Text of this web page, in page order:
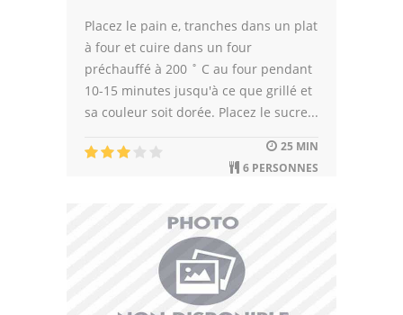
Placez le pain e, tranches dans un plat
à four et cuire dans un four
préchauffé à 200 ˚ C au four pendant
10-15 minutes jusqu'à ce que grillé et
sa couleur soit dorée. Placez le sucre...
25 MIN
6 PERSONNES